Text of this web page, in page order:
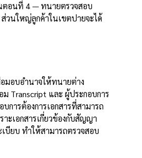
ตอนที่ 4 — ทนายตรวจสอบ
วนใหญ่ลูกค้าในเขตปายจะได้
มอบอำนาจให้ทนายต่าง
Transcript และ ผู้ประกอบการ
การต้องการเอกสารที่สามารถ
ะเอกสารเกี่ยวข้องกับสัญญา
บียบ ทำให้สามารถตรวจสอบ